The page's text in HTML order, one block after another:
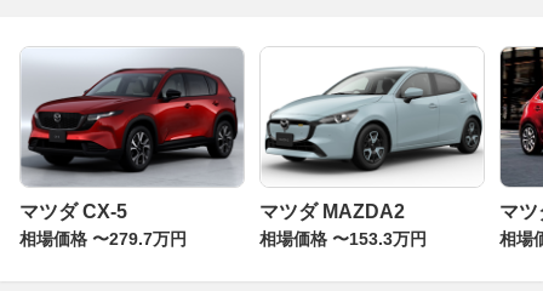
マツダ CX-5
相場価格 〜279.7万円
マツダ MAZDA2
相場価格 〜153.3万円
マツ
相場